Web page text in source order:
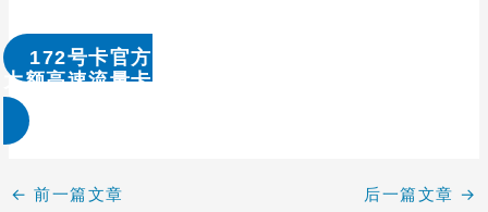
172号卡官方
大额高速流量卡办理 & 流量卡代理加盟
← 前一篇文章 后一篇文章 →